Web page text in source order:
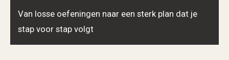
Van losse oefeningen naar een sterk plan dat je
stap voor stap volgt